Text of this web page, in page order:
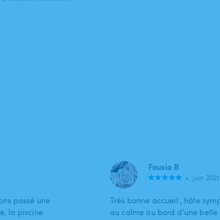
passé une
la piscine
Fousia B
• juin 2021
Très bonne accueil , hôte
au calme au bord d’une